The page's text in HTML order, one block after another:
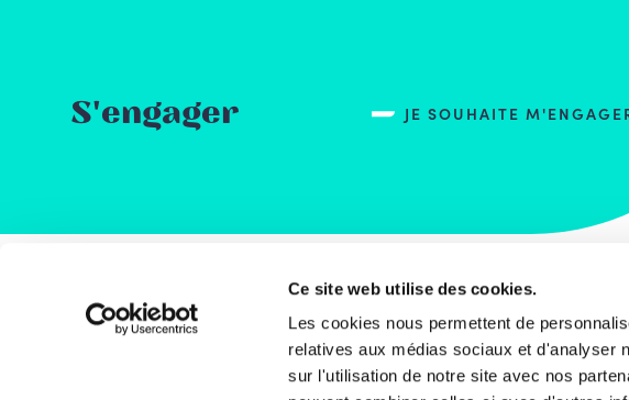
Ce site web utilise des cookies.
Les cookies nous permettent de
relatives aux médias sociaux et d'analyser
sur l'utilisation de notre site avec nos
S'engager JE SOUHAITE
Rue du Commerce,
1000, Bruxelles
Belgique